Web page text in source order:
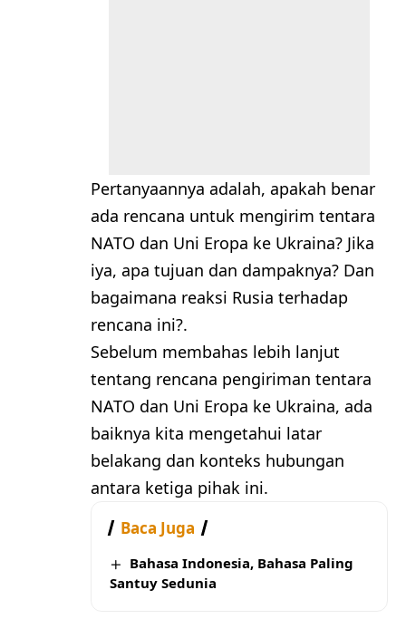
Pertanyaannya adalah, apakah benar
ada rencana untuk mengirim tentara
NATO dan Uni Eropa ke Ukraina? Jika
iya, apa tujuan dan dampaknya? Dan
bagaimana reaksi Rusia terhadap
rencana ini?.
Sebelum membahas lebih lanjut
tentang rencana pengiriman tentara
NATO dan Uni Eropa ke Ukraina, ada
baiknya kita mengetahui latar
belakang dan konteks hubungan
antara ketiga pihak ini.
Baca Juga
Bahasa Indonesia, Bahasa Paling
Santuy Sedunia